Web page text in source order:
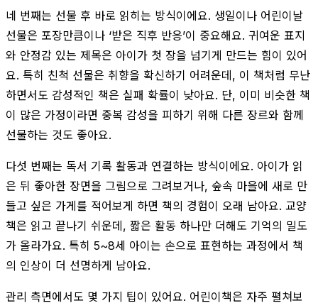
네 번째는 선물 후 바로 읽히는 방식이에요. 생일이나 어린이날
선물은 포장만큼이나 ‘받은 직후 반응’이 중요해요. 귀여운 표지
와 안정감 있는 제목은 아이가 첫 장을 넘기게 만드는 힘이 있어
요. 특히 친척 선물은 취향을 확신하기 어려운데, 이 책처럼 무난
하면서도 감성적인 책은 실패 확률이 낮아요. 단, 이미 비슷한 책
이 많은 가정이라면 중복 감성을 피하기 위해 다른 장르와 함께
선물하는 것도 좋아요.
다섯 번째는 독서 기록 활동과 연결하는 방식이에요. 아이가 읽
은 뒤 좋아한 장면을 그림으로 그려보거나, 숲속 마을에 새로 만
들고 싶은 가게를 적어보게 하면 책의 경험이 오래 남아요. 교양
책은 읽고 끝나기 쉬운데, 짧은 활동 하나만 더해도 기억의 밀도
가 올라가요. 특히 5~8세 아이는 손으로 표현하는 과정에서 책
의 인상이 더 선명하게 남아요.
관리 측면에서도 몇 가지 팁이 있어요. 어린이책은 자주 펼쳐보